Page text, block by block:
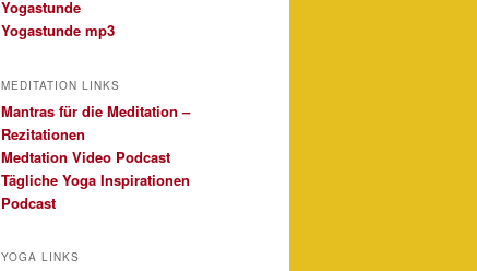
Yogastunde
Yogastunde mp3
MEDITATION LINKS
Mantras für die Meditation –
Rezitationen
Medtation Video Podcast
Tägliche Yoga Inspirationen
Podcast
YOGA LINKS